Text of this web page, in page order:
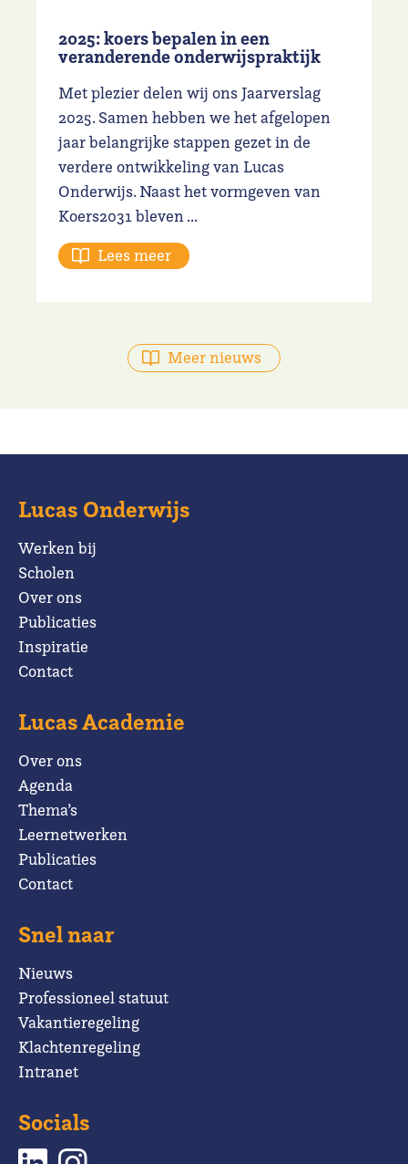
2025: koers bepalen in een
veranderende onderwijspraktijk
Met plezier delen wij ons Jaarverslag
2025. Samen hebben we het afgelopen
jaar belangrijke stappen gezet in de
verdere ontwikkeling van Lucas
Onderwijs. Naast het vormgeven van
Koers2031 bleven ...
Lees meer
Meer nieuws
Lucas Onderwijs
Werken bij
Scholen
Over ons
Publicaties
Inspiratie
Contact
Lucas Academie
Over ons
Agenda
Thema’s
Leernetwerken
Publicaties
Contact
Snel naar
Nieuws
Professioneel statuut
Vakantieregeling
Klachtenregeling
Intranet
Socials